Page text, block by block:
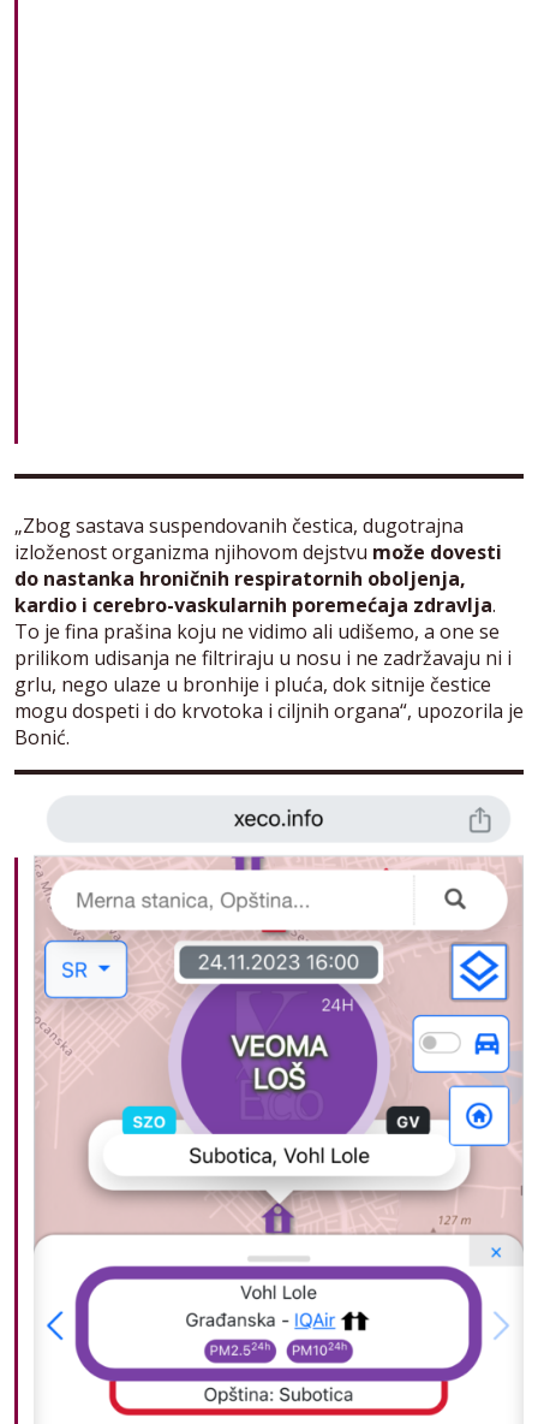
„Zbog sastava suspendovanih čestica, dugotrajna
izloženost organizma njihovom dejstvu može dovesti
do nastanka hroničnih respiratornih oboljenja,
kardio i cerebro-vaskularnih poremećaja zdravlja.
To je fina prašina koju ne vidimo ali udišemo, a one se
prilikom udisanja ne filtriraju u nosu i ne zadržavaju ni i
grlu, nego ulaze u bronhije i pluća, dok sitnije čestice
mogu dospeti i do krvotoka i ciljnih organa“, upozorila je
Bonić.